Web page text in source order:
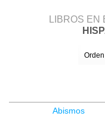
LIBROS EN
Abismos